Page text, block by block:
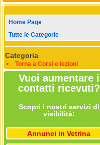
Home Page
Tutte le Categorie
Categoria
Torna a Corsi e lezioni
Vuoi aumentare i
contatti ricevuti?
Scopri i nostri servizi di
visibilità:
Annunci in Vetrina